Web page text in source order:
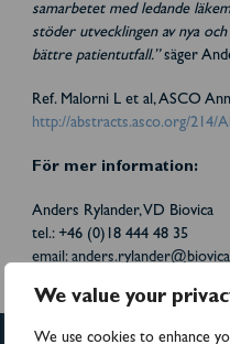
We value your
We use cookies to enhance
samarbetet med ledande
stöder utvecklingen av nya
bättre patientutfall.”säger
Ref. Malorni L et al, ASCO
http://abstracts.asco.org/214/
För mer information:
Anders Rylander, VD Biovica
tel.: +46 (0)18 444 48 35
email: